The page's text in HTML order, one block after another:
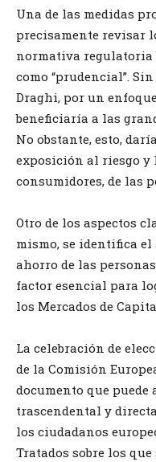
Una de las medidas
precisamente revisar
normativa regulatoria
como “prudencial”.
Draghi, por un
beneficiaría a las
No obstante, esto,
exposición al riesgo y
consumidores, de las
Otro de los aspectos
mismo, se identifica
ahorro de las
factor esencial para
los Mercados de
La celebración de
de la Comisión
documento que puede
trascendental y
los ciudadanos
Tratados sobre los